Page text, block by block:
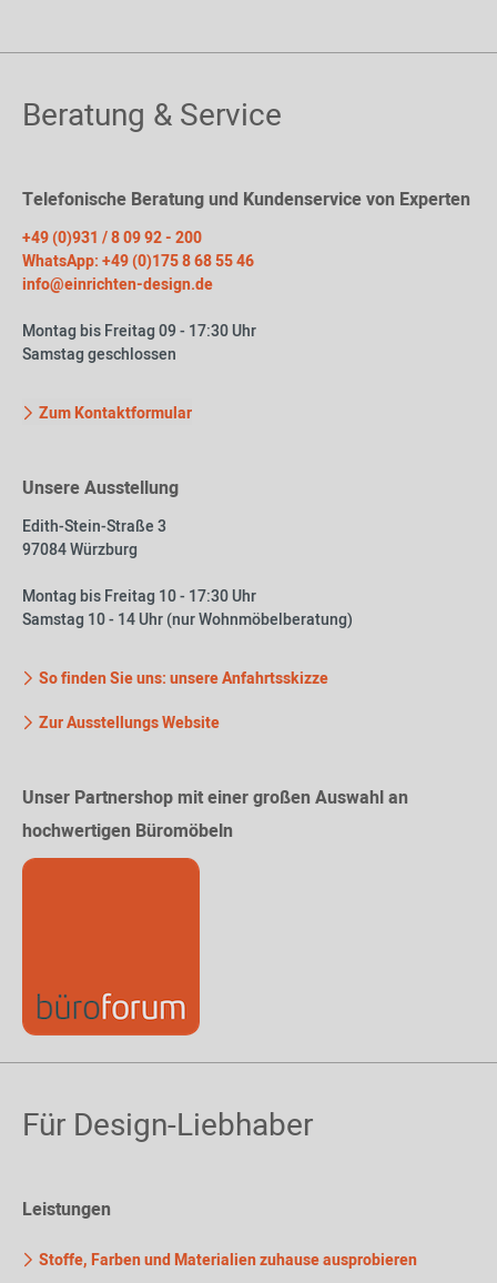
Beratung & Service
Telefonische Beratung und Kundenservice von Experten
+49 (0)931 / 8 09 92 - 200
WhatsApp: +49 (0)175 8 68 55 46
info@einrichten-design.de
Montag bis Freitag 09 - 17:30 Uhr
Samstag geschlossen
Zum Kontaktformular
Unsere Ausstellung
Edith-Stein-Straße 3
97084 Würzburg
Montag bis Freitag 10 - 17:30 Uhr
Samstag 10 - 14 Uhr (nur Wohnmöbelberatung)
So finden Sie uns: unsere Anfahrtsskizze
Zur Ausstellungs Website
Unser Partnershop mit einer großen Auswahl an
hochwertigen Büromöbeln
Für Design-Liebhaber
Leistungen
Stoffe, Farben und Materialien zuhause ausprobieren